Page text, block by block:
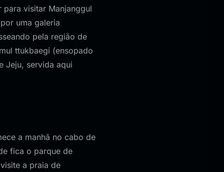
visitar Manjanggul
uma galeria
pela região de
ttukbaegi (ensopado
Jeju, servida aqui
a manhã no cabo de
fica o parque de
a praia de